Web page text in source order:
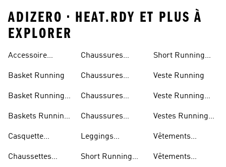
ADIZERO • HEAT.RDY ET PLUS À
EXPLORER
Accessoire
Basket Running
Basket Running
Baskets Running
Casquette
Chaussettes
Chaussures
Chaussures
Chaussures
Chaussures
Leggings
Short Running
Short Running
Veste Running
Veste Running
Vestes Running
Vêtements
Vêtements